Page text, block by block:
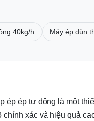
40kg/h Máy ép đùn
ép ép tự động là một
xác và hiệu quả